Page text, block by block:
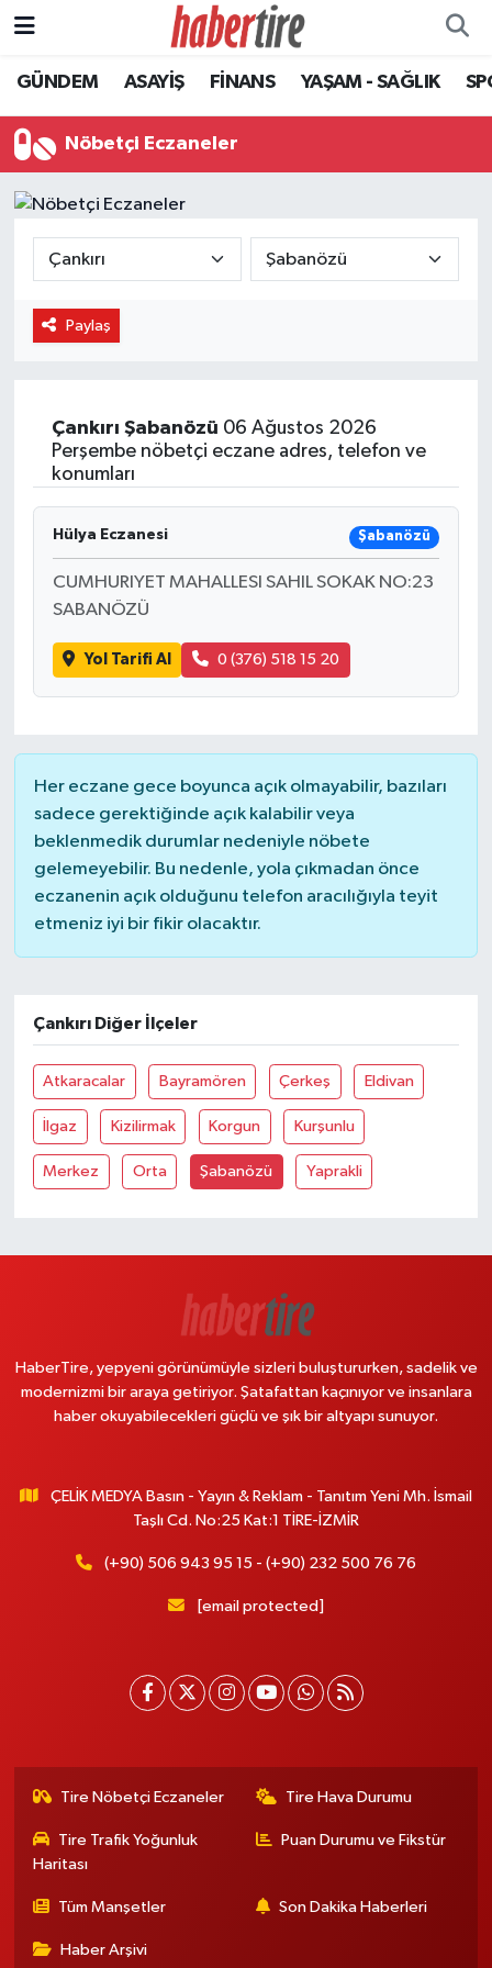
GÜNDEM ASAYİŞ FİNANS YAŞAM - SAĞLIK
Nöbetçi Eczaneler
Paylaş
Çankırı Şabanözü 06 Ağustos 2026
Perşembe nöbetçi eczane adres, telefon ve
konumları
Hülya Eczanesi Şabanözü
CUMHURIYET MAHALLESI SAHIL SOKAK NO:23
SABANÖZÜ
Yol Tarifi Al 0 (376) 518 15 20
Her eczane gece boyunca açık olmayabilir, bazıları
sadece gerektiğinde açık kalabilir veya
beklenmedik durumlar nedeniyle nöbete
gelemeyebilir. Bu nedenle, yola çıkmadan önce
eczanenin açık olduğunu telefon aracılığıyla teyit
etmeniz iyi bir fikir olacaktır.
Çankırı Diğer İlçeler
Atkaracalar Bayramören Çerkeş Eldivan
İlgaz Kizilirmak Korgun Kurşunlu
Merkez Orta Şabanözü Yaprakli
HaberTire, yepyeni görünümüyle sizleri buluştururken, sadelik ve
modernizmi bir araya getiriyor. Şatafattan kaçınıyor ve insanlara
haber okuyabilecekleri güçlü ve şık bir altyapı sunuyor.
ÇELİK MEDYA Basın - Yayın & Reklam - Tanıtım Yeni Mh. İsmail
Taşlı Cd. No:25 Kat:1 TİRE-İZMİR
(+90) 506 943 95 15 - (+90) 232 500 76 76
[email protected]
Tire Nöbetçi Eczaneler Tire Hava Durumu
Tire Trafik Yoğunluk
Haritası
Puan Durumu ve Fikstür
Tüm Manşetler Son Dakika Haberleri
Haber Arşivi
Tire Nöbetçi Eczaneler
Tire Hava Durumu
Tire Trafik Yoğunluk Haritası
Süper Lig Puan Durumu ve Fikstür
Tüm Manşetler
Haber Arşivi